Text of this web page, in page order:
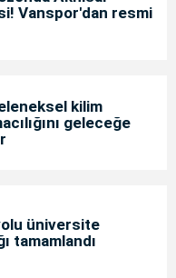
Vanspor'dan resmi
kilim
geleceğe
üniversite
tamamlandı